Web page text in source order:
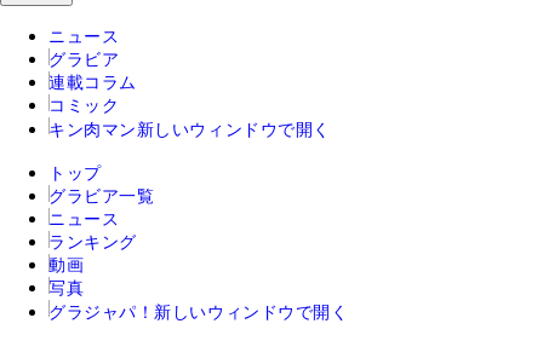
ニュース
グラビア
連載コラム
コミック
キン肉マン 新しいウィンドウで開く
トップ
グラビア一覧
ニュース
ランキング
動画
写真
グラジャパ！ 新しいウィンドウで開く